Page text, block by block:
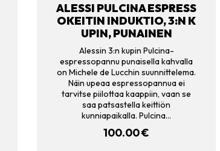
ALESSI PULCINA ESPRESS
OKEITIN INDUKTIO, 3:N K
UPIN, PUNAINEN
Alessin 3:n kupin Pulcina-
espressopannu punaisella kahvalla
on Michele de Lucchin suunnittelema.
Näin upeaa espressopannua ei
tarvitse piilottaa kaappiin, vaan se
saa patsastella keittiön
kunniapaikalla. Pulcina…
100.00€